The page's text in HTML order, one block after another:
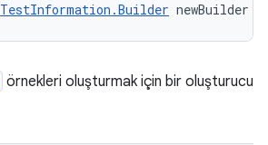
TestInformation.Builder newBuilder
örnekleri oluşturmak için bir oluşturucu